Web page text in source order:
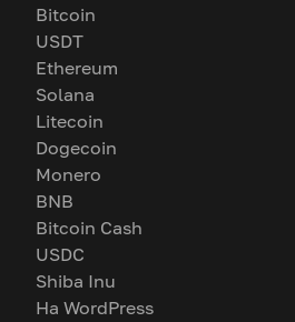
Bitcoin
USDT
Ethereum
Solana
Litecoin
Dogecoin
Monero
BNB
Bitcoin Cash
USDC
Shiba Inu
На WordPress